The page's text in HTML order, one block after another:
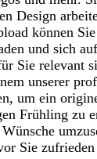
Design
können
und sich
Sie relevant
unserer
um ein
Frühling zu
Sie